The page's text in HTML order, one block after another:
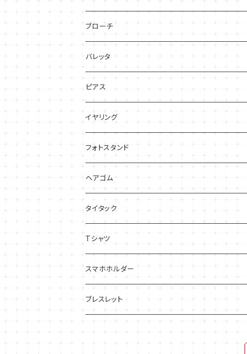
ブローチ
バレッタ
ピアス
イヤリング
フォトスタンド
ヘアゴム
タイタック
Tシャツ
スマホホルダー
ブレスレット